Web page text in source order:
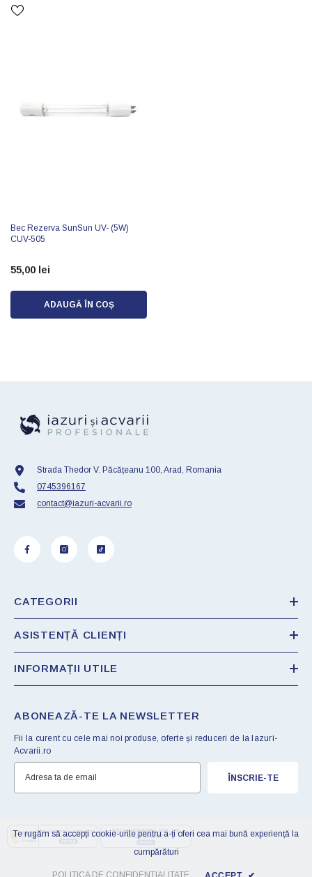
Bec Rezerva SunSun UV- (5W)
CUV-505
55,00 lei
ADAUGĂ ÎN COȘ
Strada Thedor V. Păcățeanu 100, Arad, Romania
0745396167
contact@iazuri-acvarii.ro
CATEGORII
ASISTENȚĂ CLIENȚI
INFORMAȚII UTILE
ABONEAZĂ-TE LA NEWSLETTER
Fii la curent cu cele mai noi produse, oferte și reduceri de la Iazuri-
Acvarii.ro
ÎNSCRIE-TE
Te rugăm să accepți cookie-urile pentru a-ți oferi cea mai bună experiență la
cumpărături
POLITICA DE CONFIDENTIALITATE